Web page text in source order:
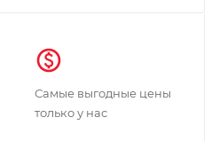
Самые выгодные цены
только у нас